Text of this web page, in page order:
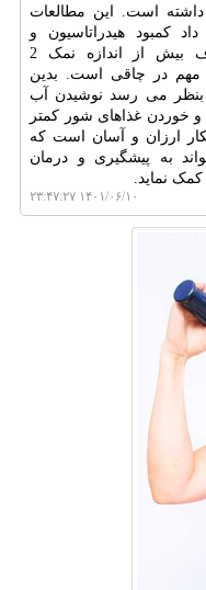
داشته است. این مطالعات
کمبود هیدراتاسیون و
مصرف بیش از اندازه نمک 2
مهم در چاقی است. بدین
می رسد نوشیدن آب
و خوردن غذاهای شور کمتر
ارزان و آسان است که
به پیشگیری و درمان
نماید.
۱۴۰۱/۰۶/۱۰ ۲۳:۴۷:۲۷